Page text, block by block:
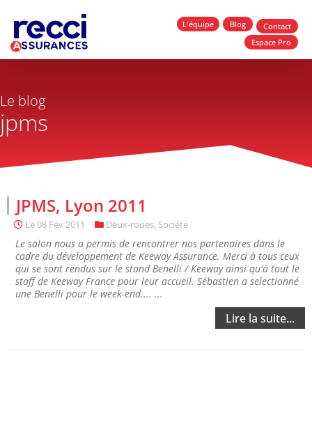
L'équipe Blog
Contact
Espace Pro
Le blog
jpms
JPMS, Lyon 2011
Le08 Fév 2011 Deux-roues, Société
Le salon nous a permis de rencontrer nos partenaires dans le
cadre du développement de Keeway Assurance. Merci à tous ceux
qui se sont rendus sur le stand Benelli / Keeway ainsi qu'à tout le
staff de Keeway France pour leur accueil. Sébastien a selectionné
une Benelli pour le week-end.... ...
Lire la suite...